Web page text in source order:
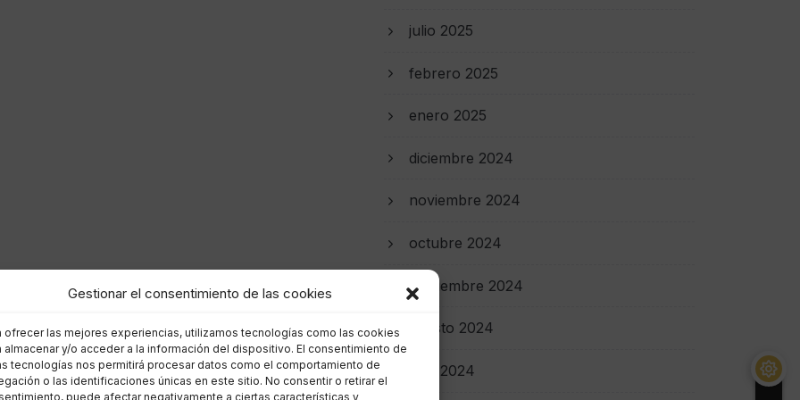
Gestionar el consentimiento de las cookies
ofrecer las mejores experiencias, utilizamos tecnologías como las cookies
almacenar y/o acceder a la información del dispositivo. El consentimiento de
tecnologías nos permitirá procesar datos como el comportamiento de
o las identificaciones únicas en este sitio. No consentir o retirar el
puede afectar negativamente a ciertas características y
julio 2025
febrero 2025
enero 2025
diciembre 2024
noviembre 2024
octubre 2024
septiembre 2024
agosto 2024
julio 2024